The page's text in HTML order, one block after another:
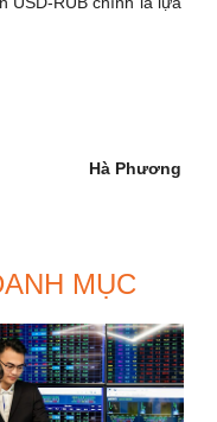
Hà Phương
MỤC